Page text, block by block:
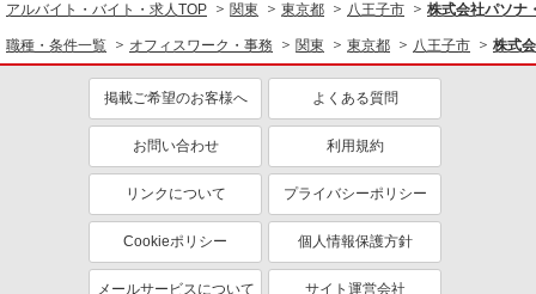
アルバイト・バイト・求人TOP 関東 東京都 八王子市 株式会社パソナ
職種・条件一覧 オフィスワーク・事務 関東 東京都 八王子市 株式
掲載ご希望のお客様へ よくある質問
お問い合わせ 利用規約
リンクについて プライバシーポリシー
Cookieポリシー 個人情報保護方針
メールサービスについて サイト運営会社